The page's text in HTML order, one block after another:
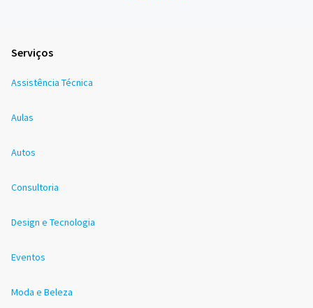
Serviços
Assistência Técnica
Aulas
Autos
Consultoria
Design e Tecnologia
Eventos
Moda e Beleza